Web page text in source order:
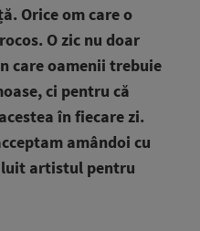
Orice om care o
O zic nu doar
care oamenii trebuie
ci pentru că
în fiecare zi.
amândoi cu
artistul pentru